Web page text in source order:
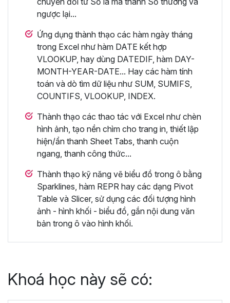
ngược lại...
Ứng dụng thành thạo các hàm ngày tháng
trong Excel như hàm DATE kết hợp
VLOOKUP, hay dùng DATEDIF, hàm DAY-
MONTH-YEAR-DATE... Hay các hàm tính
toán và dò tìm dữ liệu như SUM, SUMIFS,
COUNTIFS, VLOOKUP, INDEX.
Thành thạo các thao tác với Excel như chèn
hình ảnh, tạo nền chìm cho trang in, thiết lập
hiện/ẩn thanh Sheet Tabs, thanh cuộn
ngang, thanh công thức...
Thành thạo kỹ năng vẽ biểu đồ trong ô bằng
Sparklines, hàm REPR hay các dạng Pivot
Table và Slicer, sử dụng các đối tượng hình
ảnh - hình khối - biểu đồ, gắn nội dung văn
bản trong ô vào hình khối.
Khoá học này sẽ có: